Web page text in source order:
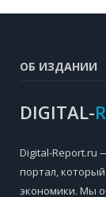
ОБ ИЗДАНИИ
DIGITAL-
Digital-Report.ru
портал,
экономики. Мы